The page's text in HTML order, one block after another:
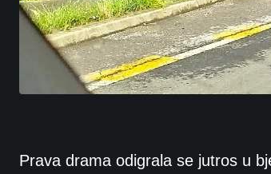
Prava drama odigrala se jutros u